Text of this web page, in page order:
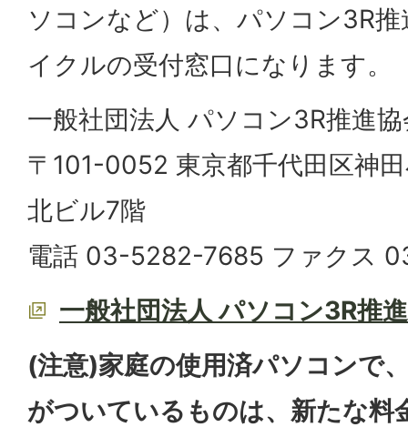
ソコンなど）は、パソコン3R
イクルの受付窓口になります。
一般社団法人 パソコン3R推進
〒101-0052 東京都千代田区神
北ビル7階
電話 03-5282-7685 ファクス
一般社団法人 パソコン3R推
(注意)家庭の使用済パソコンで
がついているものは、新たな料